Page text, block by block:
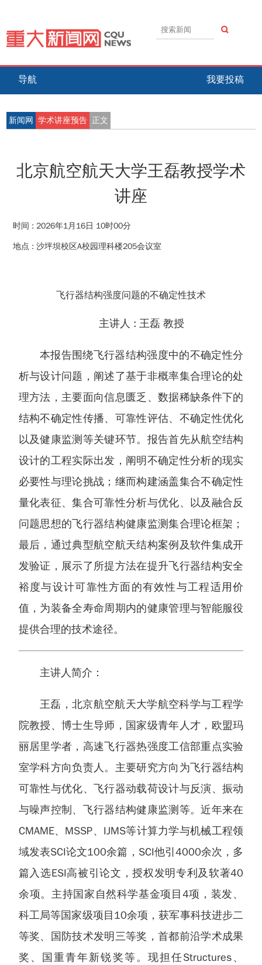
导航 我要投稿
新闻网 学术讲座预告 正文
北京航空航天大学王磊教授学术
讲座
时间 : 2026年1月16日 10时00分
地点 : 沙坪坝校区A校园理科楼205会议室
飞行器结构强度问题的不确定性技术
主讲人 : 王磊 教授
本报告围绕飞行器结构强度中的不确定性分
析与设计问题，阐述了基于非概率集合理论的处
理方法，主要面向信息匮乏、数据稀缺条件下的
结构不确定性传播、可靠性评估、不确定性优化
以及健康监测等关键环节。报告首先从航空结构
设计的工程实际出发，阐明不确定性分析的现实
必要性与理论挑战；继而构建涵盖集合不确定性
量化表征、集合可靠性分析与优化、以及融合反
问题思想的飞行器结构健康监测集合理论框架；
最后，通过典型航空航天结构案例及软件集成开
发验证，展示了所提方法在提升飞行器结构安全
裕度与设计可靠性方面的有效性与工程适用价
值，为装备全寿命周期内的健康管理与智能服役
提供合理的技术途径。
主讲人简介：
王磊，北京航空航天大学航空科学与工程学
院教授、博士生导师，国家级青年人才，欧盟玛
丽居里学者，高速飞行器热强度工信部重点实验
室学科方向负责人。主要研究方向为飞行器结构
可靠性与优化、飞行器动载荷设计与反演、振动
与噪声控制、飞行器结构健康监测等。近年来在
CMAME、MSSP、IJMS等计算力学与机械工程领
域发表SCI论文100余篇，SCI他引4000余次，多
篇入选ESI高被引论文，授权发明专利及软著40
余项。主持国家自然科学基金项目4项，装发、
科工局等国家级项目10余项，获军事科技进步二
等奖、国防技术发明三等奖，首都前沿学术成果
奖、国重青年新锐奖等。现担任Structures、